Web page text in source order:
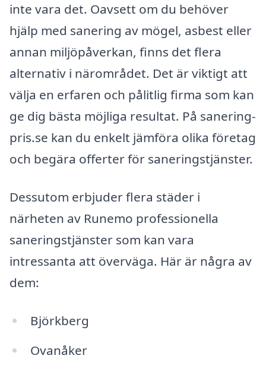
inte vara det. Oavsett om du behöver
hjälp med sanering av mögel, asbest eller
annan miljöpåverkan, finns det flera
alternativ i närområdet. Det är viktigt att
välja en erfaren och pålitlig firma som kan
ge dig bästa möjliga resultat. På sanering-
pris.se kan du enkelt jämföra olika företag
och begära offerter för saneringstjänster.
Dessutom erbjuder flera städer i
närheten av Runemo professionella
saneringstjänster som kan vara
intressanta att överväga. Här är några av
dem:
Björkberg
Ovanåker